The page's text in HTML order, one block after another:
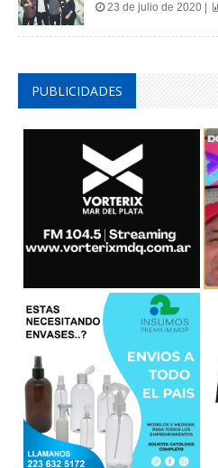
23 de julio de 2020 |
PUBLICIDADES